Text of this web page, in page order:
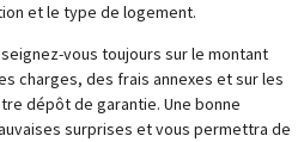
et le type de logement.
vous toujours sur le montant
charges, des frais annexes et sur les
dépôt de garantie. Une bonne
surprises et vous permettra de